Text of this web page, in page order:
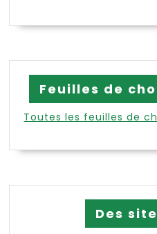
Feuilles de
Toutes les feuilles de
Des